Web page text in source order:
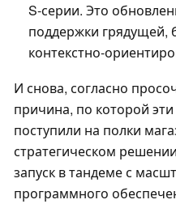
S-серии. Это
поддержки грядущей,
контекстно-
И снова, согласно
причина, по которой
поступили на полки
стратегическом
запуск в тандеме с
программного